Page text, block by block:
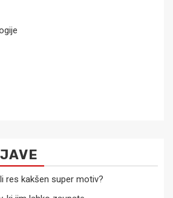
res kakšen super motiv?